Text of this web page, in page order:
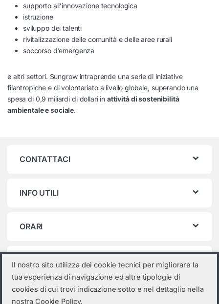
supporto all’innovazione tecnologica
istruzione
sviluppo dei talenti
rivitalizzazione delle comunità e delle aree rurali
soccorso d’emergenza
e altri settori. Sungrow intraprende una serie di iniziative
filantropiche e di volontariato a livello globale, superando una
spesa di 0,9 miliardi di dollari in attività di sostenibilità
ambientale e sociale.
CONTATTACI
INFO UTILI
ORARI
Categorie prodotto
Seleziona una categoria
Il nostro sito utilizza dei cookie tecnici per migliorare la
tua esperienza di navigazione ed altre tipologie di
cookies di cui trovi indicazione sotto e nel dettaglio nella
nostra Cookie Policy.